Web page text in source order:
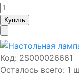
Код: 2S000026661
Осталось всего: 1